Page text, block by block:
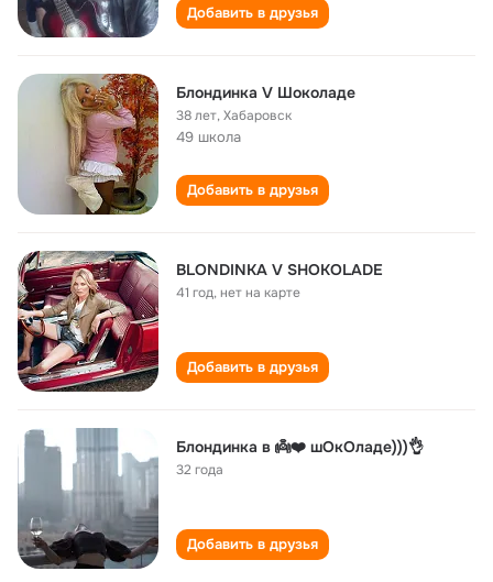
Добавить в друзья
Блондинка V Шоколаде
38 лет,Хабаровск
49 школа
Добавить в друзья
BLONDINKA V SHOKOLADE
41 год,нет на карте
Добавить в друзья
Блондинка в 👼❤️ шОкОладе)))👌
32 года
Добавить в друзья